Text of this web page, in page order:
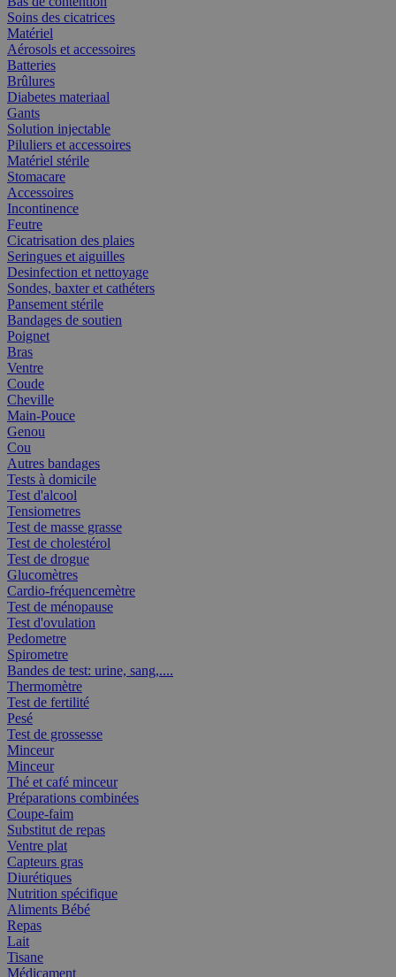
Soins des cicatrices
Matériel
Aérosols et accessoires
Batteries
Brûlures
Diabetes materiaal
Gants
Solution injectable
Piluliers et accessoires
Matériel stérile
Stomacare
Accessoires
Incontinence
Feutre
Cicatrisation des plaies
Seringues et aiguilles
Desinfection et nettoyage
Sondes, baxter et cathéters
Pansement stérile
Bandages de soutien
Poignet
Bras
Ventre
Coude
Cheville
Main-Pouce
Genou
Cou
Autres bandages
Tests à domicile
Test d'alcool
Tensiometres
Test de masse grasse
Test de cholestérol
Test de drogue
Glucomètres
Cardio-fréquencemètre
Test de ménopause
Test d'ovulation
Pedometre
Spirometre
Bandes de test: urine, sang,....
Thermomètre
Test de fertilité
Pesé
Test de grossesse
Minceur
Minceur
Thé et café minceur
Préparations combinées
Coupe-faim
Substitut de repas
Ventre plat
Capteurs gras
Diurétiques
Nutrition spécifique
Aliments Bébé
Repas
Lait
Tisane
Médicament